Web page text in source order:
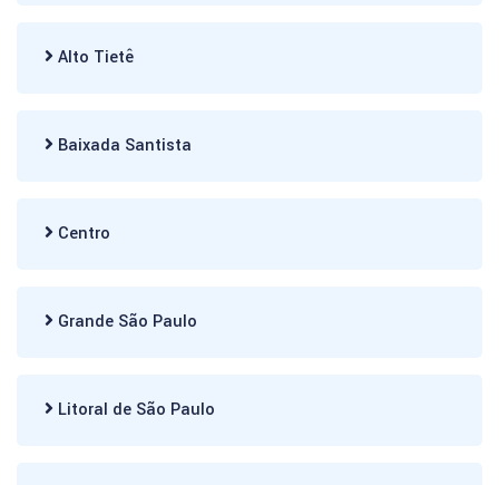
Alto Tietê
Baixada Santista
Centro
Grande São Paulo
Litoral de São Paulo